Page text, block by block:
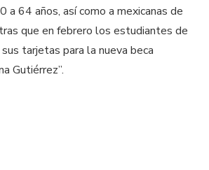
a 64 años, así como a mexicanas de
que en febrero los estudiantes de
tarjetas para la nueva beca
Gutiérrez”.